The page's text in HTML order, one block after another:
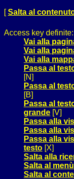
[Salta al
Access key definite:
Vai alla
Vai alla
Vai alla
Passa al
[N]
Passa al
[B]
Passa al
grande [V]
Passa alla
Passa alla
Passa alla
testo [X]
Salta alla
Salta al menù
Salta al